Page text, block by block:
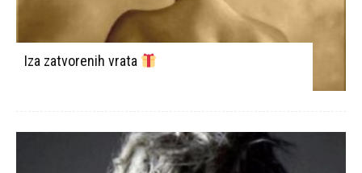
Iza zatvorenih vrata